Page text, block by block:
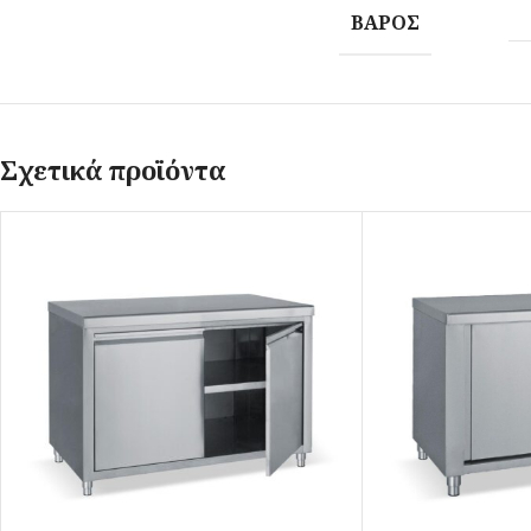
ΒΆΡΟΣ
Σχετικά προϊόντα